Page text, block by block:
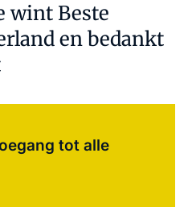
wint Beste
en bedankt
tot alle